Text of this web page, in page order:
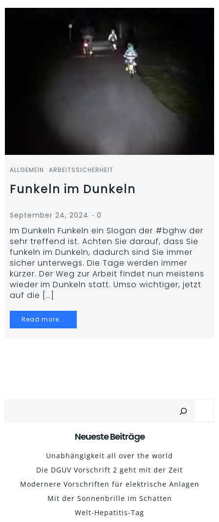
ALLGEMEIN ARBEITSSICHERHEIT
Funkeln im Dunkeln
September 24, 2024 - 0
Im Dunkeln Funkeln ein Slogan der #bghw der
sehr treffend ist. Achten Sie darauf, dass Sie
funkeln im Dunkeln, dadurch sind Sie immer
sicher unterwegs. Die Tage werden immer
kürzer. Der Weg zur Arbeit findet nun meistens
wieder im Dunkeln statt. Umso wichtiger, jetzt
auf die […]
Read more...
Neueste Beiträge
Unabhängigkeit all over the world
Die DGUV Vorschrift 2 geht mit der Zeit
Modernere Vorschriften für elektrische Anlagen
Mit der Sonnenbrille im Schatten
Welt-Hepatitis-Tag